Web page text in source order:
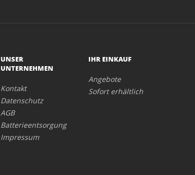
UNSER
UNTERNEHMEN
Kontakt
Datenschutz
AGB
Batterieentsorgung
Impressum
IHR EINKAUF
Angebote
Sofort erhältlich